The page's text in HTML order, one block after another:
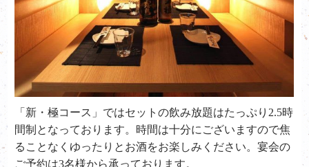
「新・極コース」ではセットの飲み放題はたっぷり2.5時
間制となっております。時間は十分にございますので焦
ることなくゆったりとお酒をお楽しみください。宴会の
ご予約は3名様から承っております。